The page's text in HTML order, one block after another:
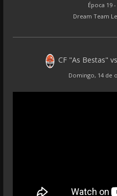
Época 19 -
Dream Team
CF "As Bestas"
Domingo, 14 de